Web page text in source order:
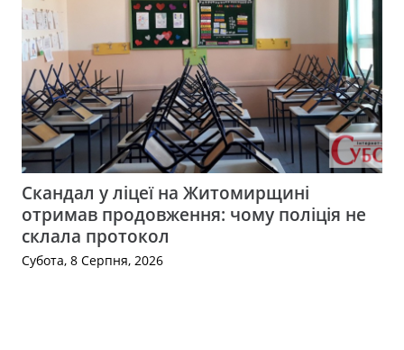
Скандал у ліцеї на Житомирщині
отримав продовження: чому поліція не
склала протокол
Субота, 8 Серпня, 2026